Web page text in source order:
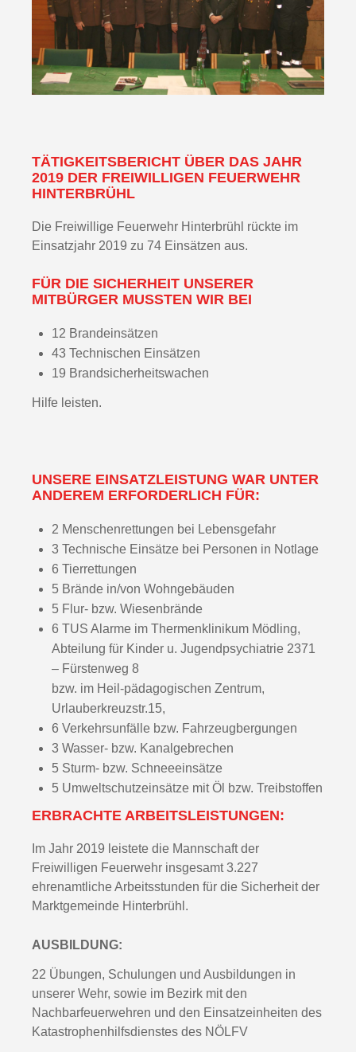
TÄTIGKEITSBERICHT ÜBER DAS JAHR
2019 DER FREIWILLIGEN FEUERWEHR
HINTERBRÜHL
Die Freiwillige Feuerwehr Hinterbrühl rückte im
Einsatzjahr 2019 zu 74 Einsätzen aus.
FÜR DIE SICHERHEIT UNSERER
MITBÜRGER MUSSTEN WIR BEI
12 Brandeinsätzen
43 Technischen Einsätzen
19 Brandsicherheitswachen
Hilfe leisten.
UNSERE EINSATZLEISTUNG WAR UNTER
ANDEREM ERFORDERLICH FÜR:
2 Menschenrettungen bei Lebensgefahr
3 Technische Einsätze bei Personen in Notlage
6 Tierrettungen
5 Brände in/von Wohngebäuden
5 Flur- bzw. Wiesenbrände
6 TUS Alarme im Thermenklinikum Mödling,
Abteilung für Kinder u. Jugendpsychiatrie 2371
– Fürstenweg 8
bzw. im Heil-pädagogischen Zentrum,
Urlauberkreuzstr.15,
6 Verkehrsunfälle bzw. Fahrzeugbergungen
3 Wasser- bzw. Kanalgebrechen
5 Sturm- bzw. Schneeeinsätze
5 Umweltschutzeinsätze mit Öl bzw. Treibstoffen
ERBRACHTE ARBEITSLEISTUNGEN:
Im Jahr 2019 leistete die Mannschaft der
Freiwilligen Feuerwehr insgesamt 3.227
ehrenamtliche Arbeitsstunden für die Sicherheit der
Marktgemeinde Hinterbrühl.
AUSBILDUNG:
22 Übungen, Schulungen und Ausbildungen in
unserer Wehr, sowie im Bezirk mit den
Nachbarfeuerwehren und den Einsatzeinheiten des
Katastrophenhilfsdienstes des NÖLFV